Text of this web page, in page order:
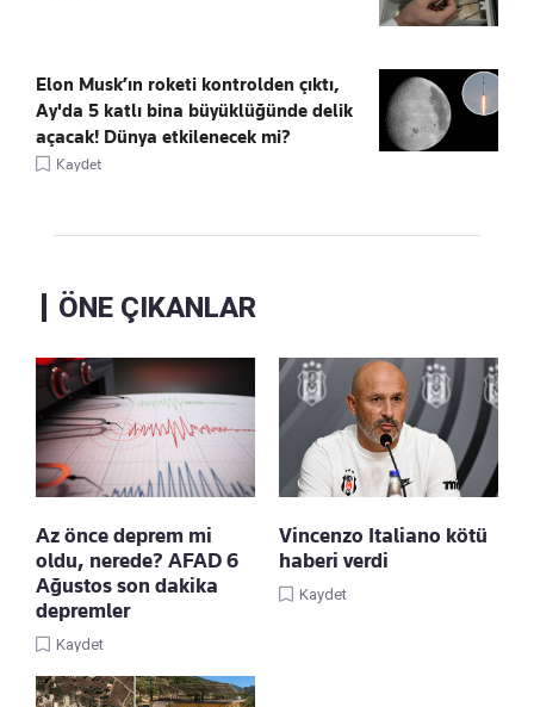
Elon Musk’ın roketi kontrolden çıktı,
Ay'da 5 katlı bina büyüklüğünde delik
açacak! Dünya etkilenecek mi?
Kaydet
ÖNE ÇIKANLAR
Az önce deprem mi
oldu, nerede? AFAD 6
Ağustos son dakika
depremler
Kaydet
Vincenzo Italiano kötü
haberi verdi
Kaydet